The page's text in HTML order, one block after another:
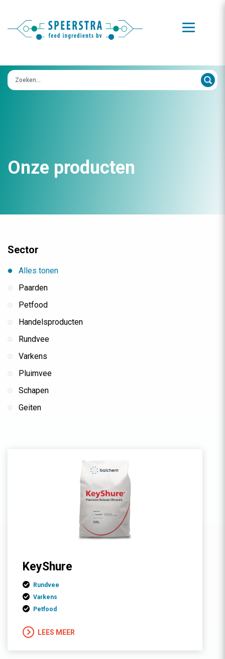
Zoeken op:
Onze producten
Sector
Alles tonen
Paarden
Petfood
Handelsproducten
Rundvee
Varkens
Pluimvee
Schapen
Geiten
KeyShure
Rundvee
Varkens
Petfood
LEES MEER